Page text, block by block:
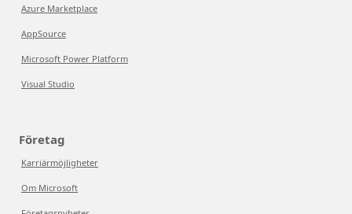
Azure Marketplace
AppSource
Microsoft Power Platform
Visual Studio
Företag
Karriärmöjligheter
Om Microsoft